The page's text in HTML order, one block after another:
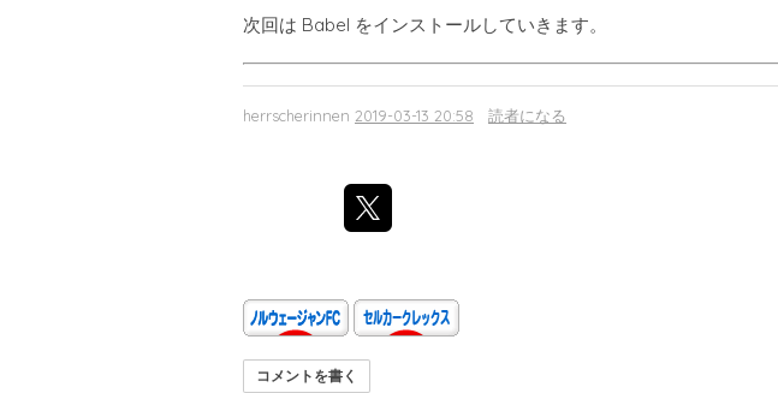
次回は Babel をインストールしていきます。
herrscherinnen 2019-03-13 20:58 読者になる
コメントを書く